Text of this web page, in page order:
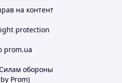
на контент
protection
prom.ua
обороны
Prom)